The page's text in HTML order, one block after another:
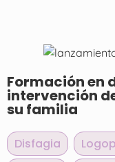
Formación en
intervención
su familia
Disfagia